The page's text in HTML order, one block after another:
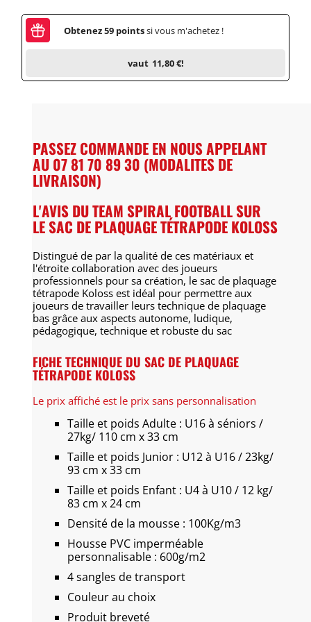
Obtenez59 pointssi vous m'achetez !
vaut 11,80 €!
PASSEZ COMMANDE EN NOUS APPELANT
AU 07 81 70 89 30 (MODALITES DE
LIVRAISON)
L'AVIS DU TEAM SPIRAL FOOTBALL SUR
LE SAC DE PLAQUAGE TÉTRAPODE KOLOSS
Distingué de par la qualité de ces matériaux et
l'étroite collaboration avec des joueurs
professionnels pour sa création, le sac de plaquage
tétrapode Koloss est idéal pour permettre aux
joueurs de travailler leurs technique de plaquage
bas grâce aux aspects autonome, ludique,
pédagogique, technique et robuste du sac
FICHE TECHNIQUE DU SAC DE PLAQUAGE
TÉTRAPODE KOLOSS
Le prix affiché est le prix sans personnalisation
Taille et poids Adulte : U16 à séniors /
27kg/ 110 cm x 33 cm
Taille et poids Junior : U12 à U16 / 23kg/
93 cm x 33 cm
Taille et poids Enfant : U4 à U10 / 12 kg/
83 cm x 24 cm
Densité de la mousse : 100Kg/m3
Housse PVC imperméable
personnalisable : 600g/m2
4 sangles de transport
Couleur au choix
Produit breveté